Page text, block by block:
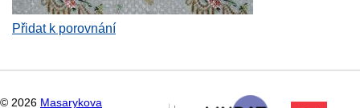
Přidat k porovnání
© 2026 Masarykova